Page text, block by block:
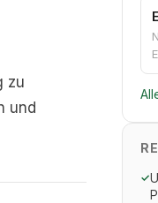
zu
und
✓